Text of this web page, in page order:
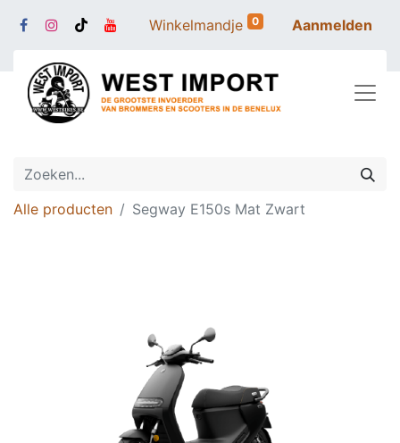
Winkelmandje 0 Aanmelden
Alle producten Segway E150s Mat Zwart